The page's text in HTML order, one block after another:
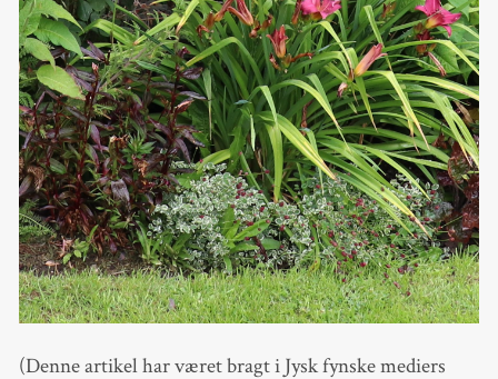
(Denne artikel har været bragt i Jysk fynske mediers